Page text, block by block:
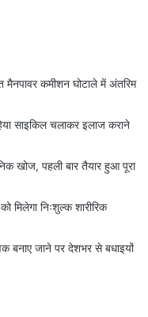
मैनपावर कमीशन घोटाले में अंतरिम
साइकिल चलाकर इलाज कराने
खोज, पहली बार तैयार हुआ पूरा
को मिलेगा निःशुल्क शारीरिक
बनाए जाने पर देशभर से बधाइयों